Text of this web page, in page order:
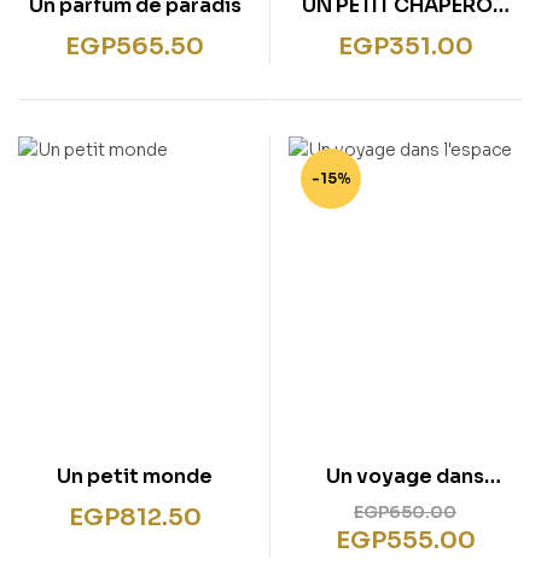
Un parfum de paradis
EGP565.50
UN PETIT CHAPERON
ROUGE
EGP351.00
Un petit monde
EGP812.50
-15%
Un voyage dans
l’espace
EGP650.00
EGP555.00